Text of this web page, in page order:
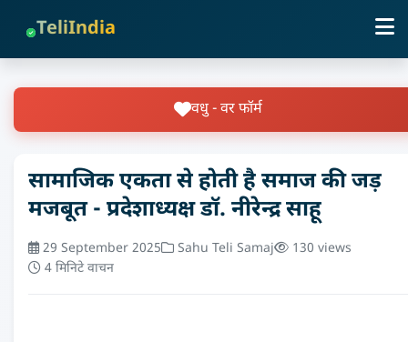
TeliIndia
वधु - वर फॉर्म
सामाजिक एकता से होती है समाज की जड़
मजबूत - प्रदेशाध्यक्ष डॉ. नीरेन्द्र साहू
29 September 2025 Sahu Teli Samaj
130 views
4 मिनिटे वाचन